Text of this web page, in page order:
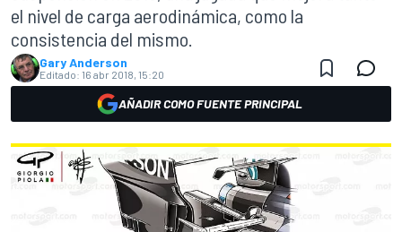
el nivel de carga aerodinámica, como la
consistencia del mismo.
Gary Anderson
Editado: 16 abr 2018, 15:20
AÑADIR COMO FUENTE PRINCIPAL